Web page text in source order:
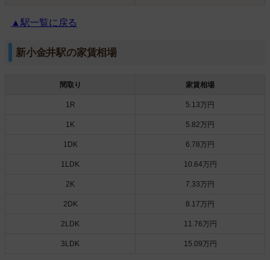
▲駅一覧に戻る
新小金井駅の家賃相場
間取り 家賃相場
1R 5.13万円
1K 5.82万円
1DK 6.78万円
1LDK 10.64万円
2K 7.33万円
2DK 8.17万円
2LDK 11.76万円
3LDK 15.09万円